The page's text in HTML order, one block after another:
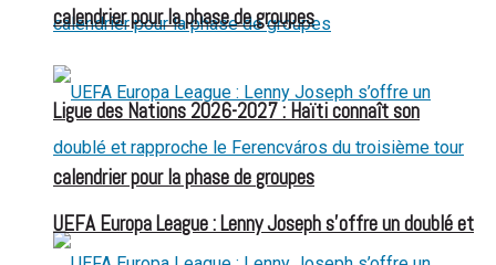
Ligue des Nations 2026-2027 : Haïti connaît son
calendrier pour la phase de groupes
calendrier pour la phase de groupes
UEFA Europa League : Lenny Joseph s’offre un doublé et